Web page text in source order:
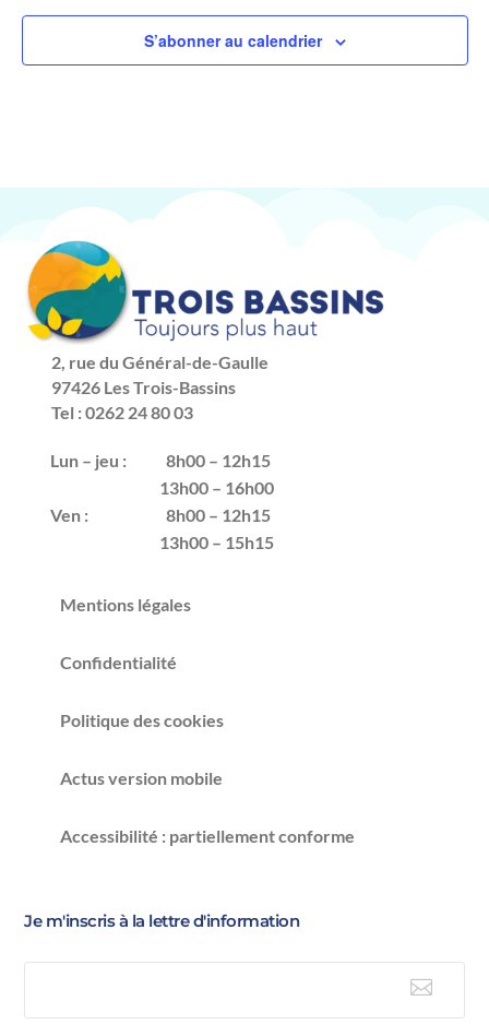
S’abonner au calendrier
2, rue du Général-de-Gaulle
97426 Les Trois-Bassins
Tel : 0262 24 80 03
Lun – jeu :
8h00 – 12h15
13h00 – 16h00
Ven :
8h00 – 12h15
13h00 – 15h15
Mentions légales
Confidentialité
Politique des cookies
Actus version mobile
Accessibilité : partiellement conforme
Je m'inscris à la lettre d'information
